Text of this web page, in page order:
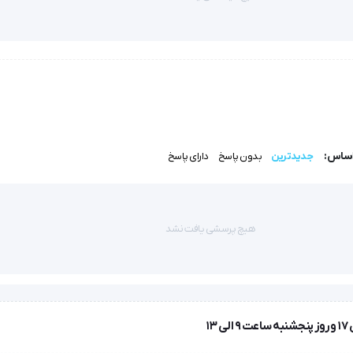
سفارش تجهیز می شود
جدیدترین بدون پاسخ دارای پاسخ
هیچ پرسشی یافت نشد